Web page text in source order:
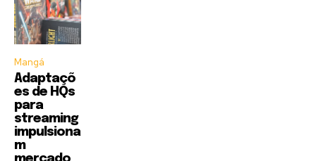
Mangá
Adaptaçõ
es de HQs
para
streaming
impulsiona
m